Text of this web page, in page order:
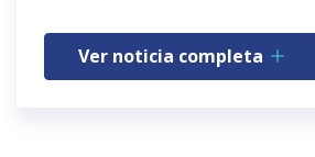
Ver noticia completa